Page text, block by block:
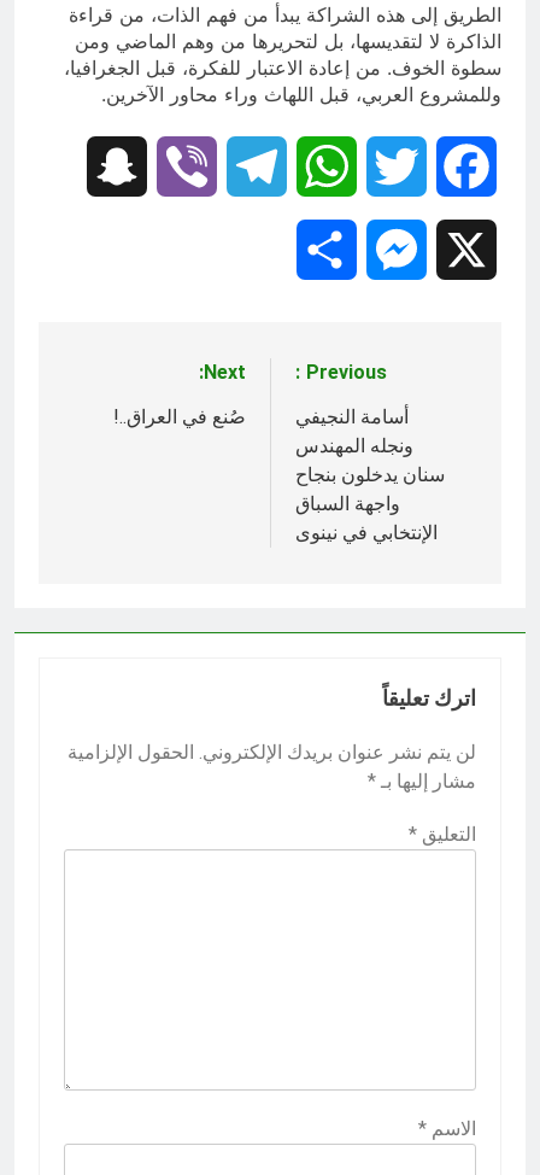
الطريق إلى هذه الشراكة يبدأ من فهم الذات، من قراءة
الذاكرة لا لتقديسها، بل لتحريرها من وهم الماضي ومن
سطوة الخوف. من إعادة الاعتبار للفكرة، قبل الجغرافيا،
وللمشروع العربي، قبل اللهاث وراء محاور الآخرين.
Facebook
Twitter
WhatsApp
Telegram
Viber
Messenger
المقالات
Previous:
أسامة النجيفي
ونجله المهندس
سنان يدخلون بنجاح
واجهة السباق
الإنتخابي في نينوى
Next:
صُنع في العراق..!
اترك تعليقاً
لن يتم نشر عنوان بريدك الإلكتروني. الحقول الإلزامية
مشار إليها بـ *
التعليق *
الاسم *